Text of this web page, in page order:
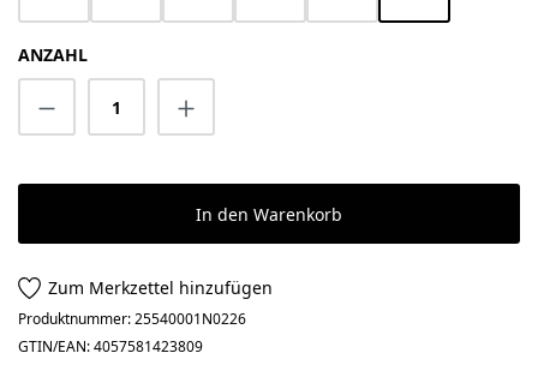
ANZAHL
Produkt Anzahl: Gib den gewünschten
In den Warenkorb
Zum Merkzettel hinzufügen
Produktnummer:25540001N0226
GTIN/EAN:4057581423809